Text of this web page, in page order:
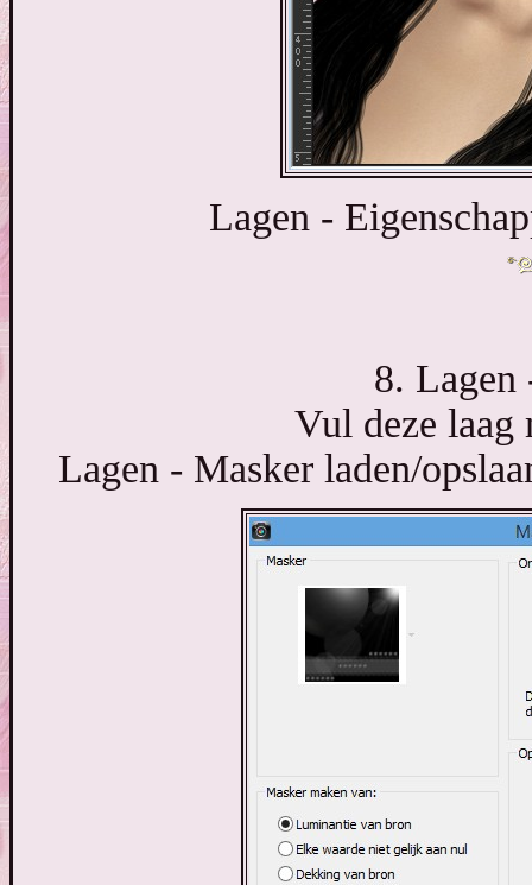
Lagen -
8. Lagen
Vul deze laag
Lagen - Masker laden/